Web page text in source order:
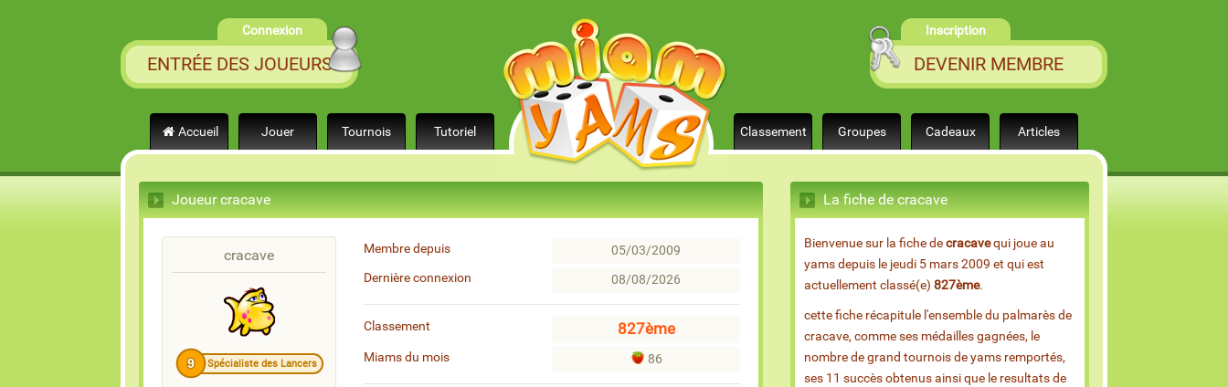
Connexion
ENTRÉE DES JOUEURS
Inscription
DEVENIR MEMBRE
Accueil Jouer Tournois Tutoriel Classement Groupes Cadeaux Articles
Joueur cracave
cracave
9 Spécialiste des Lancers
Membre depuis
05/03/2009
Dernière connexion
08/08/2026
Classement 827ème
Miams du mois 86
La fiche de cracave
Bienvenue sur la fiche decracavequi joue au
yams depuis le jeudi 5 mars 2009 et qui est
actuellement classé(e)827ème.
cette fiche récapitule l'ensemble du palmarès de
cracave, comme ses médailles gagnées, le
nombre de grand tournois de yams remportés,
ses 11 succès obtenus ainsi que le resultats de